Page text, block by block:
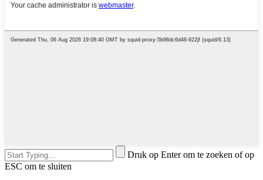
Druk op Enter om te zoeken of op
ESC om te sluiten